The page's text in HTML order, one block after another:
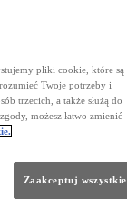
pliki cookie, które są
Twoje potrzeby i
trzecich, a także służą do
możesz łatwo zmienić
Zaakceptuj wszystkie